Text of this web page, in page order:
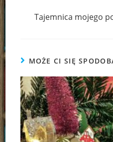
Tajemnica mojego
MOŻE CI SIĘ